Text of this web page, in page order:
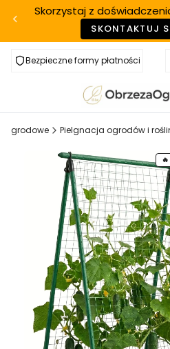
Skorzystaj z
SKONTAKTUJ
Bezpieczne formy płatności
Ogrodowe Pielgnacja ogrodów i